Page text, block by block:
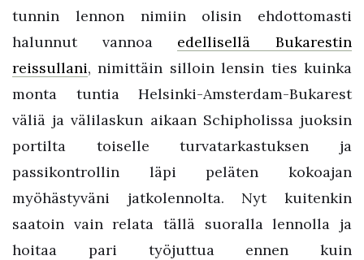
tunnin lennon nimiin olisin ehdottomasti
halunnut vannoa edellisellä Bukarestin
reissullani, nimittäin silloin lensin ties kuinka
monta tuntia Helsinki-Amsterdam-Bukarest
väliä ja välilaskun aikaan Schipholissa juoksin
portilta toiselle turvatarkastuksen ja
passikontrollin läpi peläten kokoajan
myöhästyväni jatkolennolta. Nyt kuitenkin
saatoin vain relata tällä suoralla lennolla ja
hoitaa pari työjuttua ennen kuin